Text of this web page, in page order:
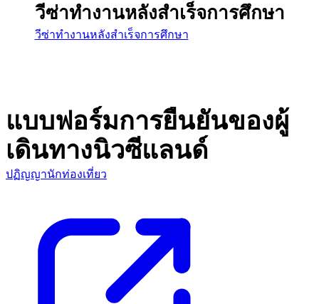
วีซ่าทำงานหลังสำเร็จการศึกษา
วีซ่าทำงานหลังสำเร็จการศึกษา
แบบฟอร์มการยืนยันของผู้
เดินทางนิวซีแลนด์
ปฏิญญานักท่องเที่ยว